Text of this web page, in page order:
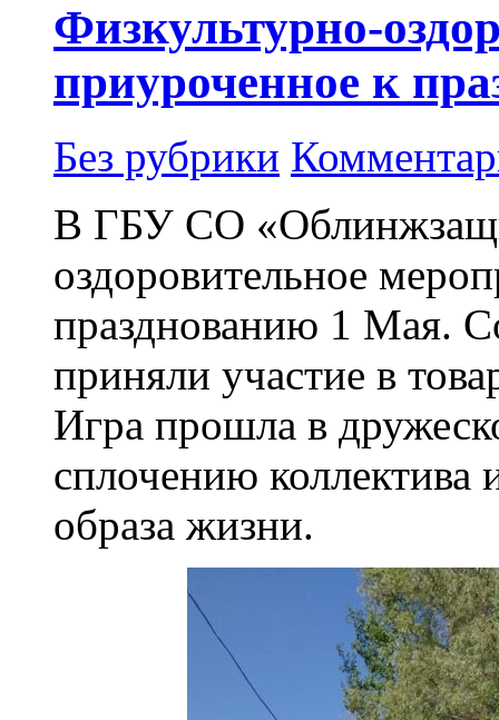
Физкультурно-
приуроченное к
Без рубрики
В ГБУ СО
оздоровительное
празднованию 1 Мая.
приняли участие в
Игра прошла в
сплочению коллектива
образа жизни.